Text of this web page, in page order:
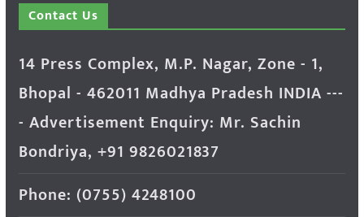
Contact Us
14 Press Complex, M.P. Nagar, Zone - 1,
Bhopal - 462011 Madhya Pradesh INDIA ---
- Advertisement Enquiry: Mr. Sachin
Bondriya, +91 9826021837
Phone: (0755) 4248100